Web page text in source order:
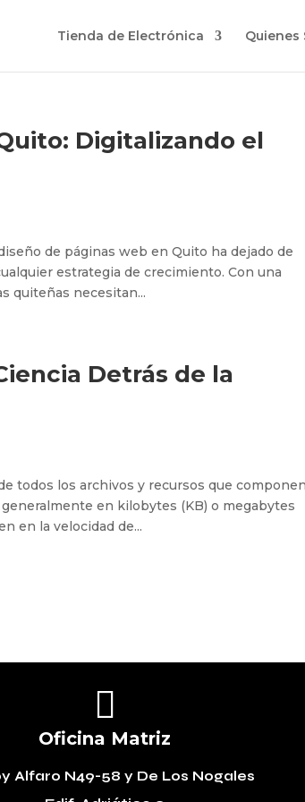
Tienda de Electrónica Quienes
Digitalizando el
de páginas web en Quito ha dejado de
estrategia de crecimiento. Con una
quiteñas necesitan...
Detrás de la
todos los archivos y recursos que
en kilobytes (KB) o megabytes
en la velocidad de...

Oficina Matriz
Alfaro N49-58 y De Los Nogales